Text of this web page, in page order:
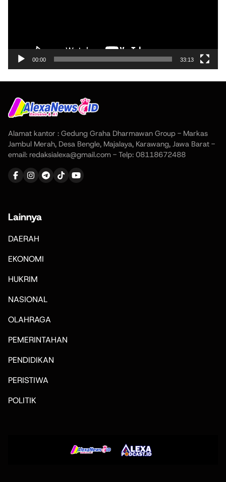
00:00 33:13
Alamat kantor : Gedung Graha Dharmawan Group - Markas
Jambul Merah, Desa Bengle, Majalaya, Karawang, Jawa Barat -
email: redaksialexa@gmail.com - Telp: 08118672488
Lainnya
DAERAH
EKONOMI
HUKRIM
NASIONAL
OLAHRAGA
PEMERINTAHAN
PENDIDIKAN
PERISTIWA
POLITIK